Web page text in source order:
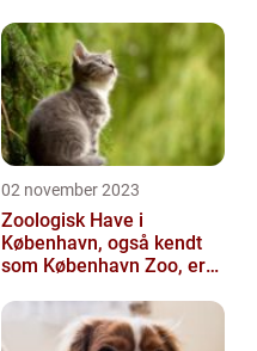
02 november 2023
Zoologisk Have i
København, også kendt
som København Zoo, er
og mest populære ...